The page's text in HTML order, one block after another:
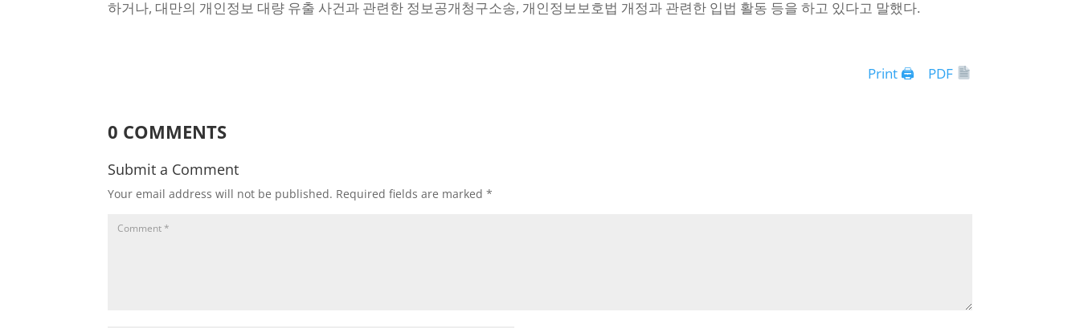
하거나, 대만의 개인정보 대량 유출 사건과 관련한 정보공개청구소송, 개인정보보호법 개정과 관련한 입법 활동 등을 하고 있다고 말했다.
Print 🖨 PDF
0 COMMENTS
Submit a Comment
Your email address will not be published. Required fields are marked*